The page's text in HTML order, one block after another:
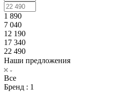
1 890
7 040
12 190
17 340
22 490
Наши предложения
Все
Бренд : 1